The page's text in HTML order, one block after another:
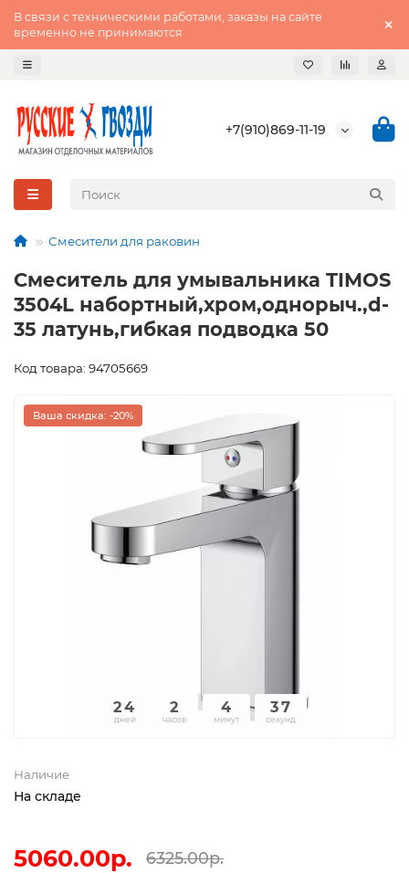
В связи с техническими работами, заказы на сайте
временно не принимаются
+7(910)869-11-19
Смесители для раковин
Смеситель для умывальника TIMOS
3504L набортный,хром,однорыч.,d-
35 латунь,гибкая подводка 50
Код товара: 94705669
Ваша скидка: -20%
24
дней
2
часов
4
минут
37
секунд
Наличие
На складе
5060.00р. 6325.00р.